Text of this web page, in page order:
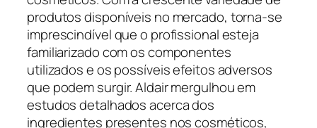
produtos disponíveis no mercado, torna-se
imprescindível que o profissional esteja
familiarizado com os componentes
utilizados e os possíveis efeitos adversos
que podem surgir. Aldair mergulhou em
estudos detalhados acerca dos
ingredientes presentes nos cosméticos,